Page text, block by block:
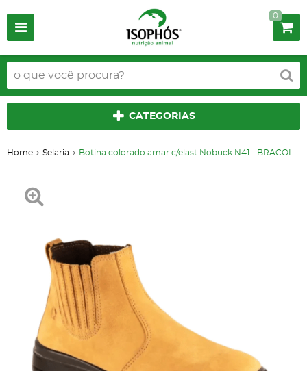
0
CATEGORIAS
Home Selaria Botina colorado amar c/elast Nobuck N41 - BRACOL